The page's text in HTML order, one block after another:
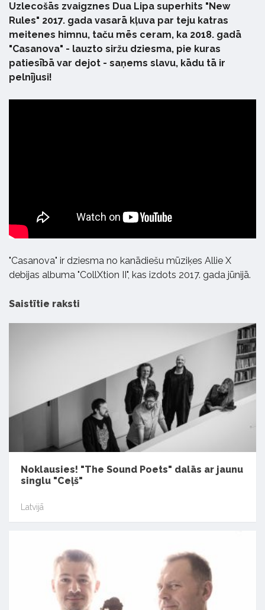
Uzlecošās zvaigznes Dua Lipa superhits "New
Rules" 2017. gada vasarā kļuva par teju katras
meitenes himnu, taču mēs ceram, ka 2018. gadā
"Casanova" - lauzto siržu dziesma, pie kuras
patiesībā var dejot - saņems slavu, kādu tā ir
pelnījusi!
"Casanova" ir dziesma no kanādiešu mūziķes Allie X
debijas albuma "CollXtion II", kas izdots 2017. gada jūnijā.
Saistītie raksti
Noklausies! "The Sound Poets" dalās ar jaunu
singlu "Ceļš"
Latvijā